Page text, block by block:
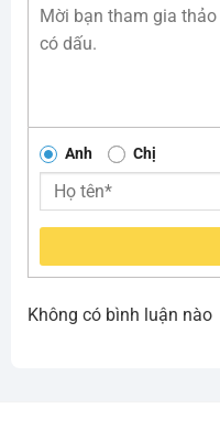
Anh Chị
Không có bình luận nào